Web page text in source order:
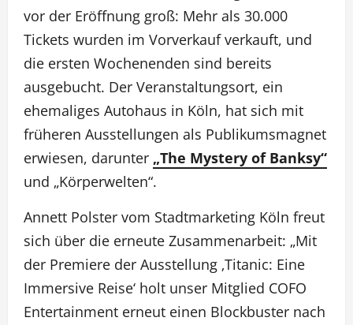
vor der Eröffnung groß: Mehr als 30.000
Tickets wurden im Vorverkauf verkauft, und
die ersten Wochenenden sind bereits
ausgebucht. Der Veranstaltungsort, ein
ehemaliges Autohaus in Köln, hat sich mit
früheren Ausstellungen als Publikumsmagnet
erwiesen, darunter „The Mystery of Banksy“
und „Körperwelten“.
Annett Polster vom Stadtmarketing Köln freut
sich über die erneute Zusammenarbeit: „Mit
der Premiere der Ausstellung ‚Titanic: Eine
Immersive Reise‘ holt unser Mitglied COFO
Entertainment erneut einen Blockbuster nach